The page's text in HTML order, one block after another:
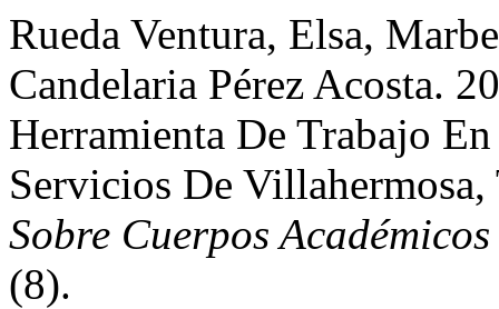
Rueda Ventura, Elsa,
Candelaria Pérez Acosta.
Herramienta De Trabajo
Servicios De Villahermosa,
Sobre Cuerpos
(8).